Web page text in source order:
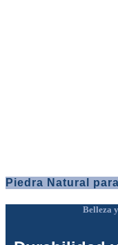
Piedra Natural
Belleza